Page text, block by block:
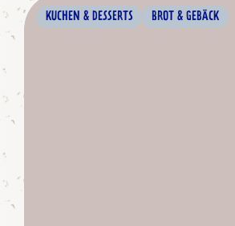
KUCHEN & DESSERTS BROT & GEBÄCK